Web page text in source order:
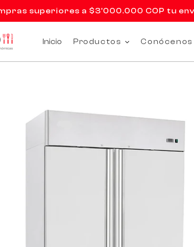
superiores a $3'000.000 COP tu
Inicio Productos Conócenos